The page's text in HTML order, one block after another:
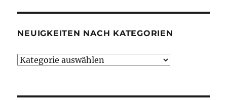
NEUIGKEITEN NACH KATEGORIEN
Neuigkeiten